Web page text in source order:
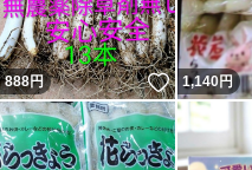
888円 いいね！
1,140円